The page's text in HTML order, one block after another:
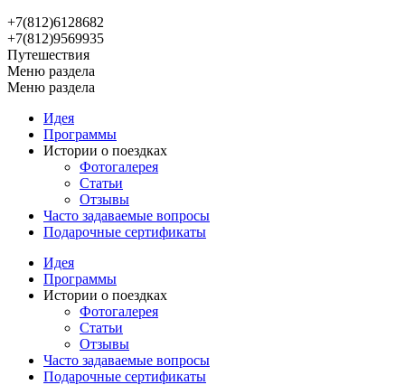
+7(812)6128682
+7(812)9569935
Путешествия
Меню раздела
Меню раздела
Идея
Программы
Истории о поездках
Фотогалерея
Статьи
Отзывы
Часто задаваемые вопросы
Подарочные сертификаты
Идея
Программы
Истории о поездках
Фотогалерея
Статьи
Отзывы
Часто задаваемые вопросы
Подарочные сертификаты